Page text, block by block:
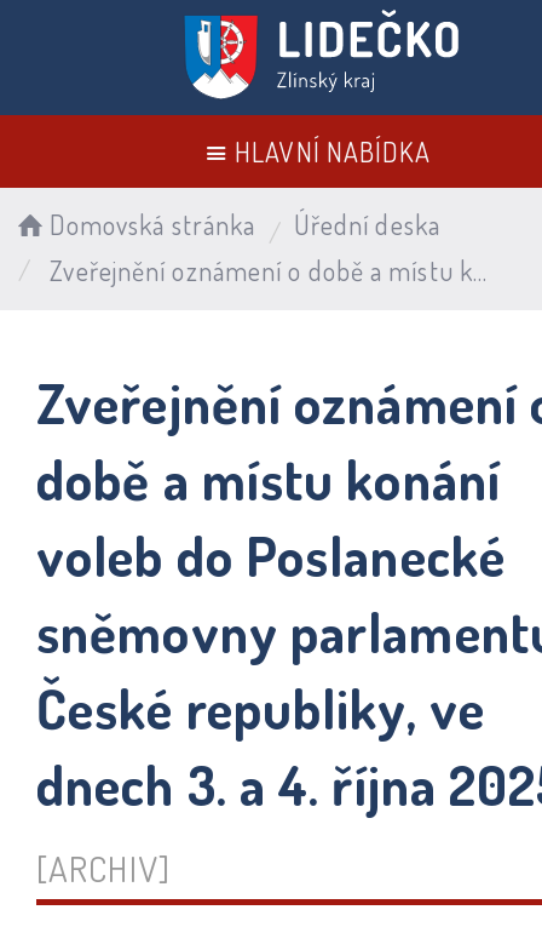
HLAVNÍ NABÍDKA
Domovská stránka
Úřední deska
Zveřejnění oznámení o době a místu konání voleb do Poslanecké sněmovny parlamentu České republiky, ve dnech 3. a 4. října 2025
Zveřejnění oznámení
době a místu konání
voleb do Poslanecké
sněmovny
České republiky, ve
dnech 3. a 4. října
[ARCHIV]